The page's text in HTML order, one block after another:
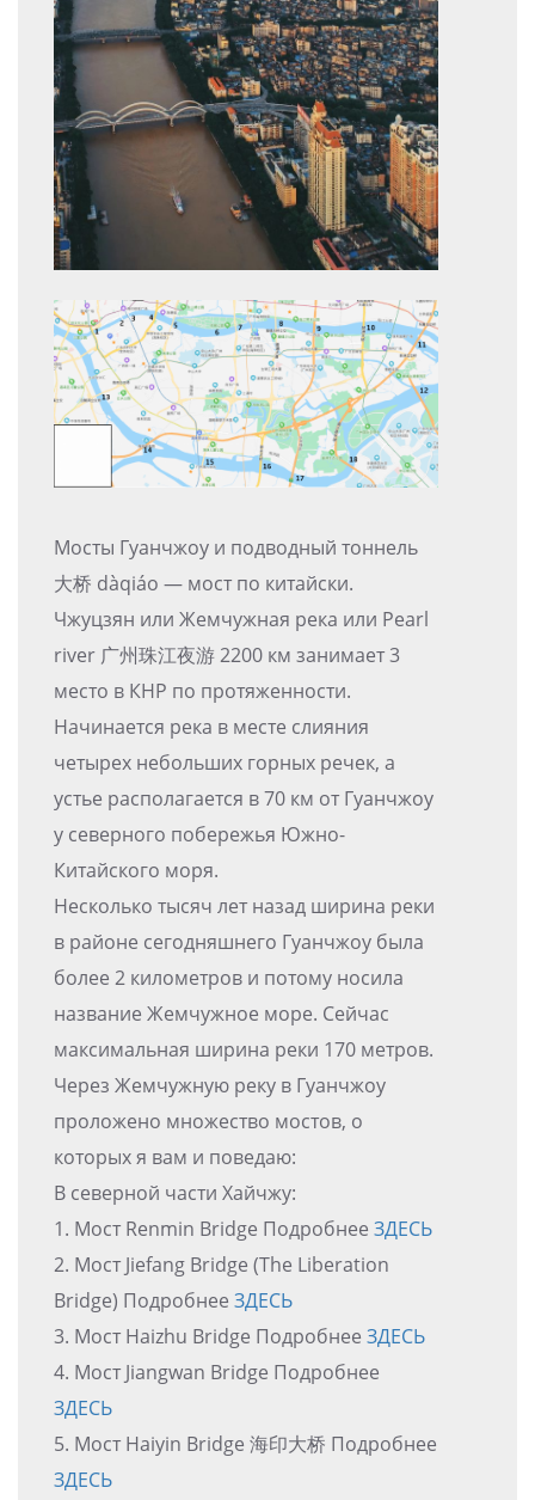
Мосты Гуанчжоу и подводный тоннель
大桥 dàqiáo — мост по китайски.
Чжуцзян или Жемчужная река или Pearl
river 广州珠江夜游 2200 км занимает 3
место в КНР по протяженности.
Начинается река в месте слияния
четырех небольших горных речек, а
устье располагается в 70 км от Гуанчжоу
у северного побережья Южно-
Китайского моря.
Несколько тысяч лет назад ширина реки
в районе сегодняшнего Гуанчжоу была
более 2 километров и потому носила
название Жемчужное море. Сейчас
максимальная ширина реки 170 метров.
Через Жемчужную реку в Гуанчжоу
проложено множество мостов, о
которых я вам и поведаю:
В северной части Хайчжу:
1. Мост Renmin Bridge Подробнее ЗДЕСЬ
2. Мост Jiefang Bridge (The Liberation
Bridge) Подробнее ЗДЕСЬ
3. Мост Haizhu Bridge Подробнее ЗДЕСЬ
4. Мост Jiangwan Bridge Подробнее
ЗДЕСЬ
5. Мост Haiyin Bridge 海印大桥 Подробнее
ЗДЕСЬ